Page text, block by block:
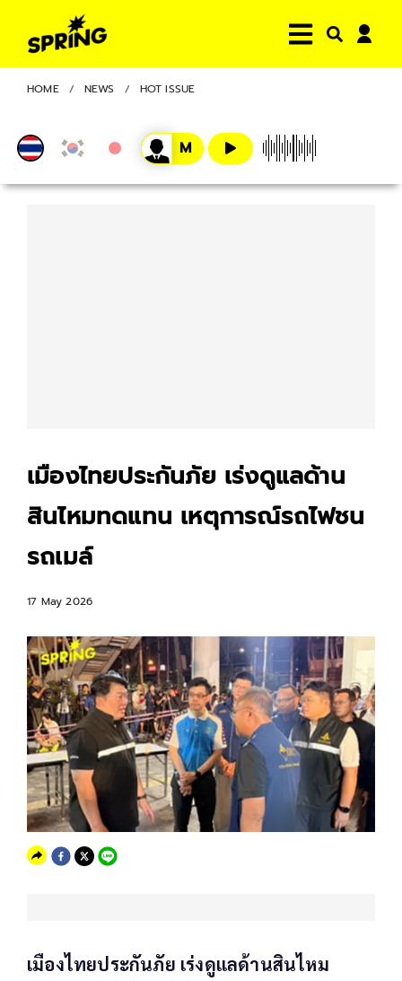
HOME NEWS HOT ISSUE
เมืองไทยประกันภัย เร่งดูแลด้าน
สินไหมทดแทน เหตุการณ์รถไฟชน
รถเมล์
17 May 2026
เมืองไทยประกันภัย เร่งดูแลด้านสินไหม